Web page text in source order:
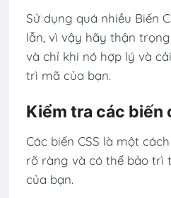
Sử dụng quá nhiều Biến
lẫn, vì vậy hãy thận
và chỉ khi nó hợp lý và
trì mã của bạn.
Kiểm tra các biến
Các biến CSS là một
rõ ràng và có thể bảo trì
của bạn.